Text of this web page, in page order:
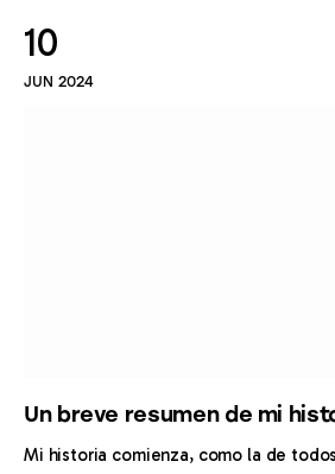
10
JUN 2024
Un breve resumen de mi
Mi historia comienza, como la de